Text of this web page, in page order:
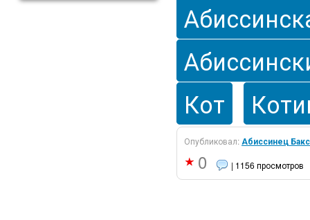
Кот
Опубликовал:Абиссинец Бакс
0 | 1156 просмотров